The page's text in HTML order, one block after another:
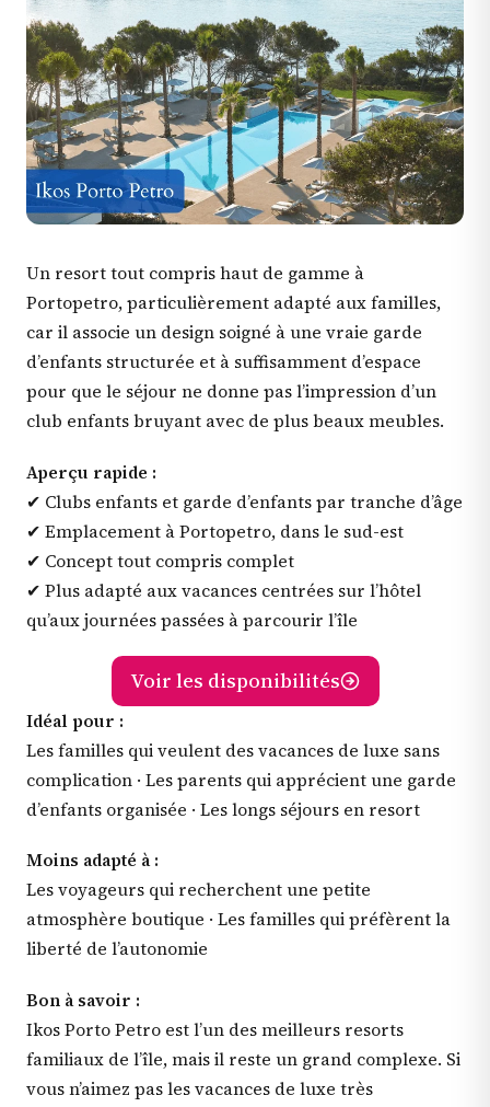
Un resort tout compris haut de gamme à
Portopetro, particulièrement adapté aux familles,
car il associe un design soigné à une vraie garde
d’enfants structurée et à suffisamment d’espace
pour que le séjour ne donne pas l’impression d’un
club enfants bruyant avec de plus beaux meubles.
Aperçu rapide :
✔ Clubs enfants et garde d’enfants par tranche d’âge
✔ Emplacement à Portopetro, dans le sud-est
✔ Concept tout compris complet
✔ Plus adapté aux vacances centrées sur l’hôtel
qu’aux journées passées à parcourir l’île
Voir les disponibilités
Idéal pour :
Les familles qui veulent des vacances de luxe sans
complication · Les parents qui apprécient une garde
d’enfants organisée · Les longs séjours en resort
Moins adapté à :
Les voyageurs qui recherchent une petite
atmosphère boutique · Les familles qui préfèrent la
liberté de l’autonomie
Bon à savoir :
Ikos Porto Petro est l’un des meilleurs resorts
familiaux de l’île, mais il reste un grand complexe. Si
vous n’aimez pas les vacances de luxe très